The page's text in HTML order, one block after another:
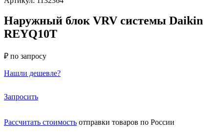
Наружный блок VRV системы Daikin
REYQ10T
₽ по запросу
Нашли дешевле?
Запросить
Рассчитать стоимость отправки товаров по России